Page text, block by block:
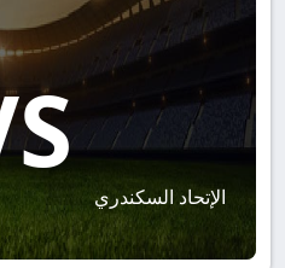
الإتحاد السكندري